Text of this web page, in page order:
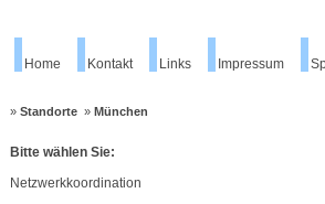
Home Kontakt Links Impressum
» Standorte » München
Bitte wählen Sie:
Netzwerkkoordination